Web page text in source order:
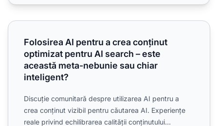
Folosirea AI pentru a crea conținut optimizat pentru AI
Folosirea AI pentru a crea conținut
optimizat pentru AI search – este
această meta-nebunie sau chiar
inteligent?
Discuție comunitară despre utilizarea AI pentru a
crea conținut vizibil pentru căutarea AI. Experiențe
reale privind echilibrarea calității conținutului